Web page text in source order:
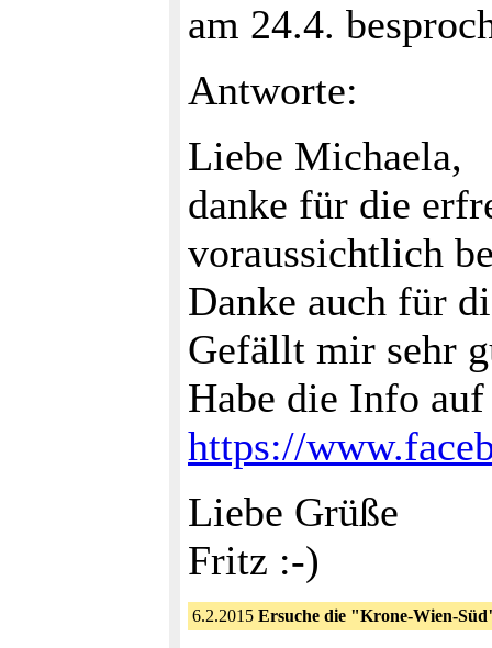
am 24.4.
Antworte:
Liebe Michaela,
danke für die
voraussichtlich
Danke auch für
Gefällt mir sehr
Habe die Info
https://
Liebe Grüße
Fritz :-)
6.2.2015 Ersuche die "Krone-Wien-